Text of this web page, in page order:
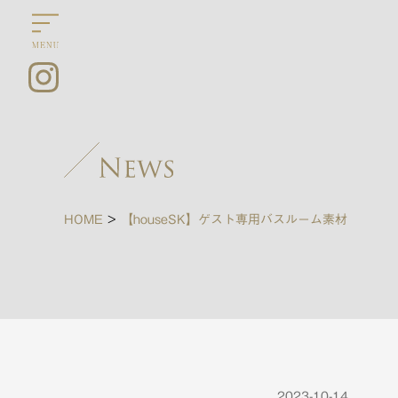
HOME > 【houseSK】ゲスト専用バスルーム素材